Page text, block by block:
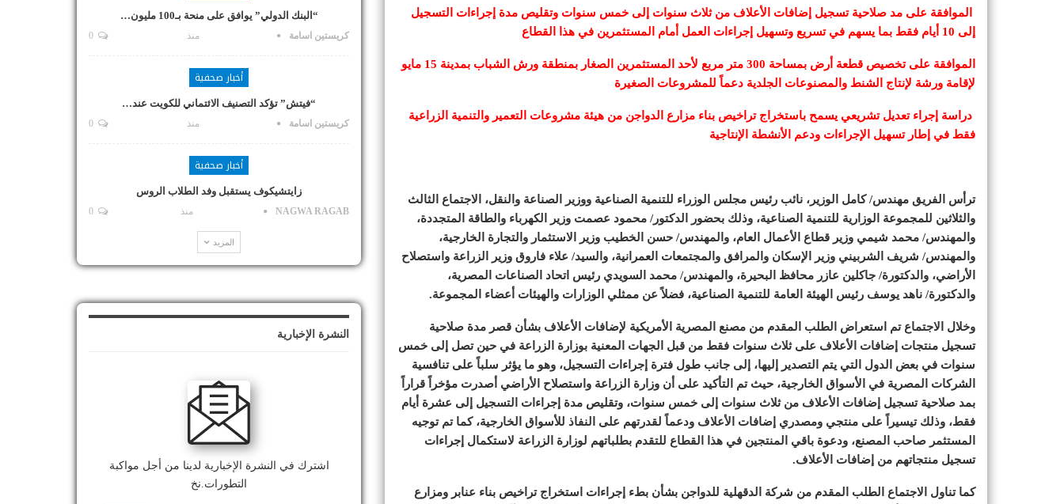
الموافقة على مد صلاحية تسجيل إضافات الأعلاف من ثلاث سنوات إلى خمس سنوات وتقليص مدة إجراءات التسجيل
إلى 10 أيام فقط بما يسهم في تسريع وتسهيل إجراءات العمل أمام المستثمرين في هذا القطاع
الموافقة على تخصيص قطعة أرض بمساحة 300 متر مربع لأحد المستثمرين الصغار بمنطقة ورش الشباب بمدينة 15 مايو
لإقامة ورشة لإنتاج الشنط والمصنوعات الجلدية دعماً للمشروعات الصغيرة
دراسة إجراء تعديل تشريعي يسمح باستخراج تراخيص بناء مزارع الدواجن من هيئة مشروعات التعمير والتنمية الزراعية
فقط في إطار تسهيل الإجراءات ودعم الأنشطة الإنتاجية
ترأس الفريق مهندس/ كامل الوزير، نائب رئيس مجلس الوزراء للتنمية الصناعية ووزير الصناعة والنقل، الاجتماع الثالث
والثلاثين للمجموعة الوزارية للتنمية الصناعية، وذلك بحضور الدكتور/ محمود عصمت وزير الكهرباء والطاقة المتجددة،
والمهندس/ محمد شيمي وزير قطاع الأعمال العام، والمهندس/ حسن الخطيب وزير الاستثمار والتجارة الخارجية،
والمهندس/ شريف الشربيني وزير الإسكان والمرافق والمجتمعات العمرانية، والسيد/ علاء فاروق وزير الزراعة واستصلاح
الأراضي، والدكتورة/ جاكلين عازر محافظ البحيرة، والمهندس/ محمد السويدي رئيس اتحاد الصناعات المصرية،
والدكتورة/ ناهد يوسف رئيس الهيئة العامة للتنمية الصناعية، فضلاً عن ممثلي الوزارات والهيئات أعضاء المجموعة.
وخلال الاجتماع تم استعراض الطلب المقدم من مصنع المصرية الأمريكية لإضافات الأعلاف بشأن قصر مدة صلاحية
تسجيل منتجات إضافات الأعلاف على ثلاث سنوات فقط من قبل الجهات المعنية بوزارة الزراعة في حين تصل إلى خمس
سنوات في بعض الدول التي يتم التصدير إليها، إلى جانب طول فترة إجراءات التسجيل، وهو ما يؤثر سلباً على تنافسية
الشركات المصرية في الأسواق الخارجية، حيث تم التأكيد على أن وزارة الزراعة واستصلاح الأراضي أصدرت مؤخراً قراراً
بمد صلاحية تسجيل إضافات الأعلاف من ثلاث سنوات إلى خمس سنوات، وتقليص مدة إجراءات التسجيل إلى عشرة أيام
فقط، وذلك تيسيراً على منتجي ومصدري إضافات الأعلاف ودعماً لقدرتهم على النفاذ للأسواق الخارجية، كما تم توجيه
المستثمر صاحب المصنع، ودعوة باقي المنتجين في هذا القطاع للتقدم بطلباتهم لوزارة الزراعة لاستكمال إجراءات
تسجيل منتجاتهم من إضافات الأعلاف.
كما تناول الاجتماع الطلب المقدم من شركة الدقهلية للدواجن بشأن بطء إجراءات استخراج تراخيص بناء عنابر ومزارع
“البنك الدولي” يوافق على منحة بـ100 مليون…
كريستين اسامة منذ
أخبار صحفية
“فيتش” تؤكد التصنيف الائتماني للكويت عند…
كريستين اسامة منذ
أخبار صحفية
زايتشيكوف يستقبل وفد الطلاب الروس
NAGWA RAGAB منذ
المزيد
النشرة الإخبارية
اشترك في النشرة الإخبارية لدينا من أجل مواكبة
التطورات.نخ